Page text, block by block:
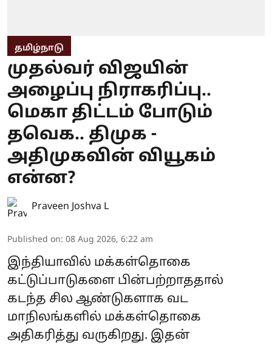
தமிழ்நாடு
முதல்வர் விஜயின்
அழைப்பு நிராகரிப்பு..
மெகா திட்டம் போடும்
தவெக.. திமுக -
அதிமுகவின் வியூகம்
என்ன?
Praveen Joshva L
Published on: 08 Aug 2026, 6:22 am
இந்தியாவில் மக்கள்தொகை
கட்டுப்பாடுகளை பின்பற்றாததால்
கடந்த சில ஆண்டுகளாக வட
மாநிலங்களில் மக்கள்தொகை
அதிகரித்து வருகிறது. இதன்